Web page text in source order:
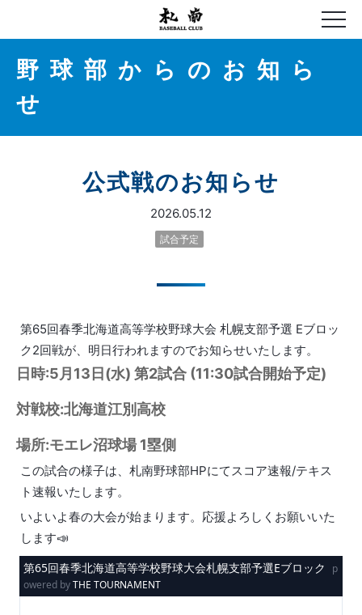
野球部からのお知ら
せ
公式戦のお知らせ
2026.05.12
試合予定
第65回春季北海道高等学校野球大会 札幌支部予選 Eブロッ
ク2回戦が、明日行われますのでお知らせいたします。
日時:5月13日(水) 第2試合 (11:30試合開始予定)
対戦校:北海道江別高校
場所:モエレ沼球場 1塁側
この試合の様子は、札南野球部HPにてスコア速報/テキス
ト速報いたします。
いよいよ春の大会が始まります。 応援よろしくお願いいた
します📣